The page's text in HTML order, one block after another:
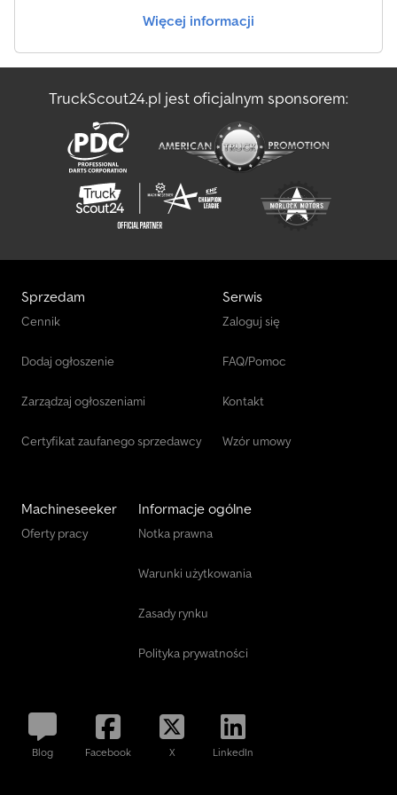
ok. 50% Opony 315/70 R22.5 – bieżnik ok. 50% Crodpfoy Dhamox
17.900 kg Żuraw HMF 4020 K7 Rok produkcji: 2014 Sterowanie
wysięgów – 7 hydraulicznych i 3 mechaniczne Udźwig: 4,60 m /
7360 kg 6,40 m / 4960 kg 8,30 m / 3590 kg 10,30 m / 2710 kg 12,30 m
/ 2150 kg 14,40 m / 1760 kg 16,70 m / 1490 kg 19,00 m / 1290 kg
Wysokość haka hydraulicznie: 23 metry 21,10 m / 1000 kg
(mechaniczny wysięg) 23,60 m / 820 kg (mechaniczny wysięg)
26,10 m / 690 kg (mechaniczny wysięg) Wysokość haka z
mechanicznymi wysięgami: 30 metrów Pojazd z pierwszej ręki,
utrzymany w zadbanym stanie. Nowy przegląd techniczny (TÜV).
Więcej informacji
TruckScout24.pl jest oficjalnym sponsorem:
Sprzedam
Cennik
Dodaj ogłoszenie
Zarządzaj ogłoszeniami
Certyfikat zaufanego sprzedawcy
Serwis
Zaloguj się
FAQ/Pomoc
Kontakt
Wzór umowy
Machineseeker
Oferty pracy
Informacje ogólne
Notka prawna
Warunki użytkowania
Zasady rynku
Polityka prywatności
Blog Facebook X LinkedIn